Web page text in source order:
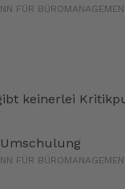
FÜR
keinerlei
FÜR